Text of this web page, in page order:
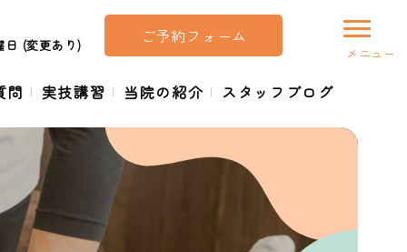
日 (変更あり) ご予約フォーム
問 実技講習 当院の紹介 スタッフブログ